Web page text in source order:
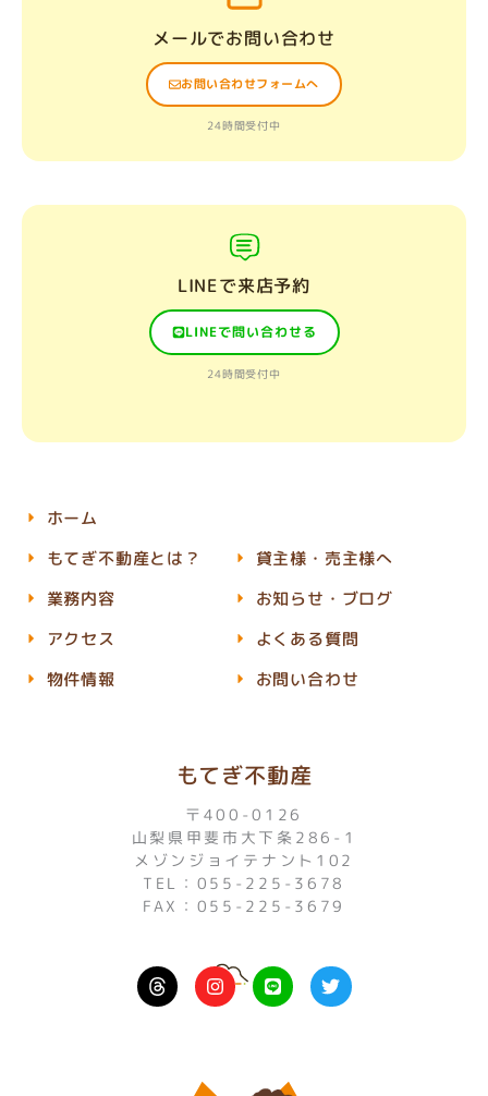
メールでお問い合わせ
お問い合わせフォームへ
24時間受付中
LINEで来店予約
LINEで問い合わせる
24時間受付中
もてぎ不動産
〒400-0126
山梨県甲斐市大下条286-1
メゾンジョイテナント102
TEL：055-225-3678
FAX：055-225-3679
I
n
s
r
L
i
n
T
w
i
ホーム
もてぎ不動産とは？
業務内容
アクセス
物件情報
貸主様・売主様へ
お知らせ・ブログ
よくある質問
お問い合わせ